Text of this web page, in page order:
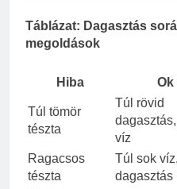
Táblázat: Dagasztás
megoldások
Hiba Ok
Túl tömör
tészta
Túl rövid
víz
Ragacsos
tészta
Túl sok
dagasztás